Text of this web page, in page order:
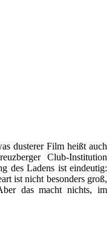
dusterer Film heißt auch
Club-Institution
des Ladens ist eindeutig:
ist nicht besonders groß,
das macht nichts, im